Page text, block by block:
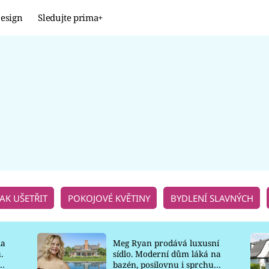
Sledujte prima+
UŠETŘIT POKOJOVÉ KVĚTINY BYDLENÍ SLAVNÝCH
Meg Ryan prodává luxusní
sídlo. Moderní dům láká na
bazén, posilovnu i sprchu